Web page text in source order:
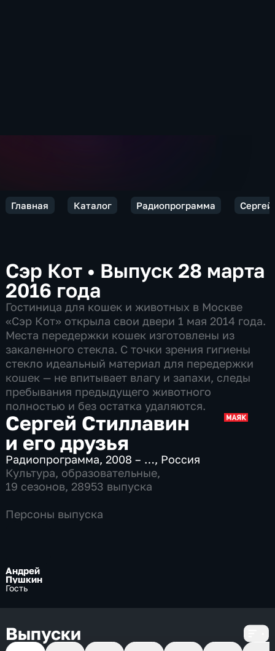
Главная Каталог Радиопрограмма Сергей
Сэр Кот • Выпуск 28 марта
2016 года
Гостиница для кошек и животных в Москве
«Сэр Кот» открыла свои двери 1 мая 2014 года.
Места передержки кошек изготовлены из
закаленного стекла. С точки зрения гигиены
стекло идеальный материал для передержки
кошек — не впитывает влагу и запахи, следы
пребывания предыдущего животного
полностью и без остатка удаляются.
Сергей Стиллавин
и его друзья
Радиопрограмма,2008 – …, Россия
Культура, образовательные,
19 сезонов, 28953 выпуска
Персоны выпуска
Андрей
Пушкин
Гость
Выпуски